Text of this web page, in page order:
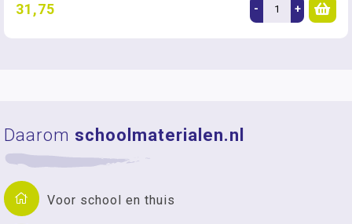
31,75 - +
Daarom schoolmaterialen.nl
Voor school en thuis